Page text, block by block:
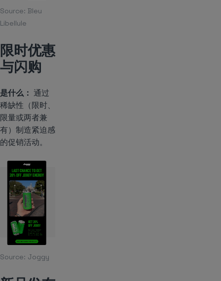
Source: Bleu
Libellule
限时优惠
与闪购
是什么： 通过
稀缺性（限时、
限量或两者兼
有）制造紧迫感
的促销活动。
Source: Joggy